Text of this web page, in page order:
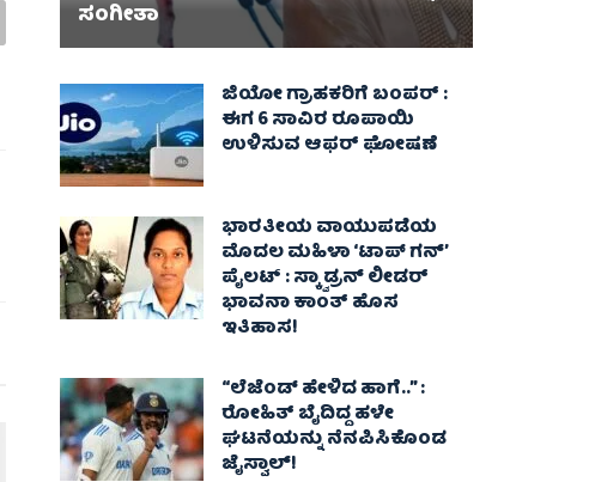
ಸಂಗೀತಾ‌
ಜಿಯೋ ಗ್ರಾಹಕರಿಗೆ ಬಂಪರ್ :
ಈಗ 6 ಸಾವಿರ ರೂಪಾಯಿ
ಉಳಿಸುವ ಆಫರ್ ಘೋಷಣೆ
ಭಾರತೀಯ ವಾಯುಪಡೆಯ
ಮೊದಲ ಮಹಿಳಾ ‘ಟಾಪ್ ಗನ್’
ಪೈಲಟ್ : ಸ್ಕ್ವಾಡ್ರನ್ ಲೀಡರ್
ಭಾವನಾ ಕಾಂತ್ ಹೊಸ
ಇತಿಹಾಸ!
“ಲೆಜೆಂಡ್ ಹೇಳಿದ ಹಾಗೆ..” :
ರೋಹಿತ್ ಬೈದಿದ್ದ ಹಳೇ
ಘಟನೆಯನ್ನು ನೆನಪಿಸಿಕೊಂಡ
ಜೈಸ್ವಾಲ್!